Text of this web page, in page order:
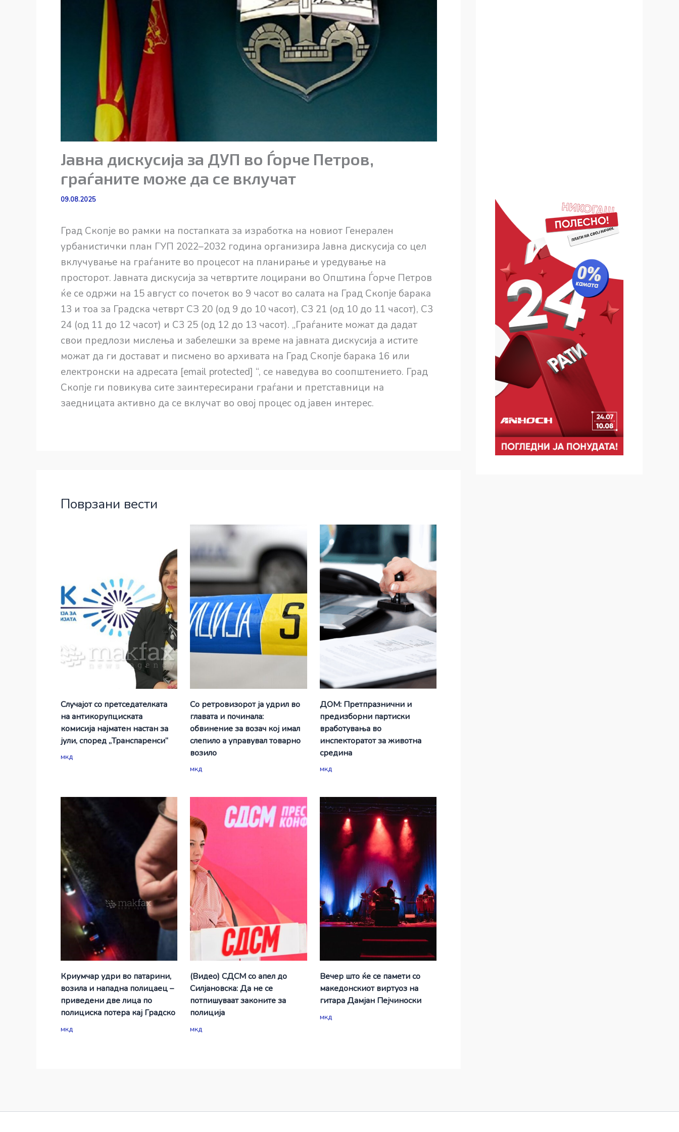
Јавна дискусија за ДУП во Ѓорче Петров,
граѓаните може да се вклучат
09.08.2025
Град Скопје во рамки на постапката за изработка на новиот Генерален
урбанистички план ГУП 2022–2032 година организира Јавна дискусија со цел
вклучување на граѓаните во процесот на планирање и уредување на
просторот. Јавната дискусија за четвртите лоцирани во Општина Ѓорче Петров
ќе се одржи на 15 август со почеток во 9 часот во салата на Град Скопје барака
13 и тоа за Градска четврт СЗ 20 (од 9 до 10 часот), C3 21 (од 10 до 11 часот), C3
24 (од 11 до 12 часот) и C3 25 (од 12 до 13 часот). „Граѓаните можат да дадат
свои предлози мислења и забелешки за време на јавната дискусија а истите
можат да ги достават и писмено во архивата на Град Скопје барака 16 или
електронски на адресата [email protected] “, се наведува во соопштението. Град
Скопје ги повикува сите заинтересирани граѓани и претставници на
заедницата активно да се вклучат во овој процес од јавен интерес.
Поврзани вести
Случајот со претседателката
на антикорупциската
комисија најматен настан за
јули, според „Транспаренси“
мкд
Со ретровизорот ја удрил во
главата и починала:
обвинение за возач кој имал
слепило а управувал товарно
возило
мкд
ДОМ: Претпразнични и
предизборни партиски
вработувања во
инспекторатот за животна
средина
мкд
Криумчар удри во патарини,
возила и нападна полицаец –
приведени две лица по
полициска потера кај Градско
мкд
(Видео) СДСМ со апел до
Силјановска: Да не се
потпишуваат законите за
полиција
мкд
Вечер што ќе се памети со
македонскиот виртуоз на
гитара Дамјан Пејчиноски
мкд